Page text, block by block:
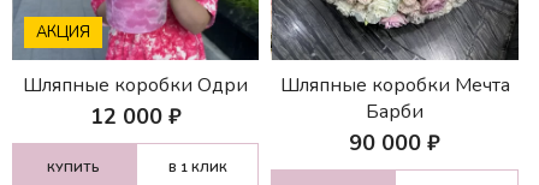
АКЦИЯ
Шляпные коробки Одри
12 000₽
КУПИТЬ В 1 КЛИК
Шляпные коробки Мечта
Барби
90 000 ₽